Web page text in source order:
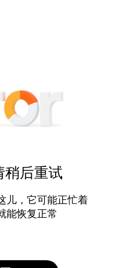
稍后重试
儿，它可能正忙着
能恢复正常